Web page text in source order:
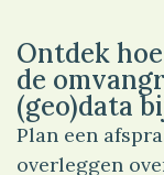
Ontdek
de
(geo)data
Plan een
overleggen